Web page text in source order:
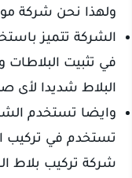
ولهذا نحن شركة
الشركة تتميز
في تثبيت البلاطات
البلاط شديدا لأى
وايضا تستخدم
تستخدم في تركيب
شركة تركيب بلاط